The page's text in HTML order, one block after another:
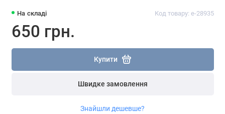
На складі Код товару: e-28935
650 грн.
Купити
Швидке замовлення
Знайшли дешевше?